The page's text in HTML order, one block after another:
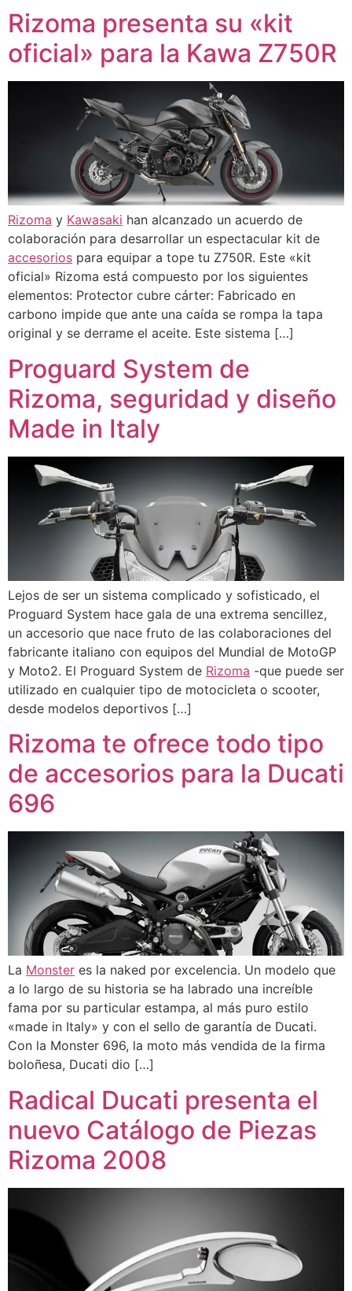
Rizoma presenta su «kit
oficial» para la Kawa Z750R
Rizoma y Kawasaki han alcanzado un acuerdo de
colaboración para desarrollar un espectacular kit de
accesorios para equipar a tope tu Z750R. Este «kit
oficial» Rizoma está compuesto por los siguientes
elementos: Protector cubre cárter: Fabricado en
carbono impide que ante una caída se rompa la tapa
original y se derrame el aceite. Este sistema […]
Proguard System de
Rizoma, seguridad y diseño
Made in Italy
Lejos de ser un sistema complicado y sofisticado, el
Proguard System hace gala de una extrema sencillez,
un accesorio que nace fruto de las colaboraciones del
fabricante italiano con equipos del Mundial de MotoGP
y Moto2. El Proguard System de Rizoma -que puede ser
utilizado en cualquier tipo de motocicleta o scooter,
desde modelos deportivos […]
Rizoma te ofrece todo tipo
de accesorios para la Ducati
696
La Monster es la naked por excelencia. Un modelo que
a lo largo de su historia se ha labrado una increíble
fama por su particular estampa, al más puro estilo
«made in Italy» y con el sello de garantía de Ducati.
Con la Monster 696, la moto más vendida de la firma
boloñesa, Ducati dio […]
Radical Ducati presenta el
nuevo Catálogo de Piezas
Rizoma 2008